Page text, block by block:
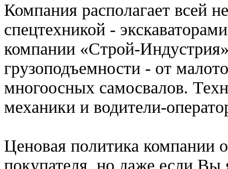
Компания располагает всей
спецтехникой -
компании «Строй-
грузоподъемности - от
многоосных самосвалов.
механики и водители-
Ценовая политика компании